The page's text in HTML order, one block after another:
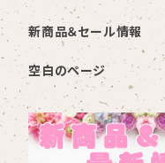
新商品＆セール情報
空白のページ